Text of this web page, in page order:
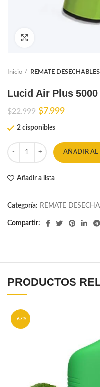
Inicio REMATE DESECHABLES
Lucid Air Plus
$22.999 El
original
era:
$22.999.
$7.999El
es:
$7.999.
2 disponibles
AÑADIR AL
Añadir a lista
Categoría: REMATE
Compartir
PRODUCTOS
-67%